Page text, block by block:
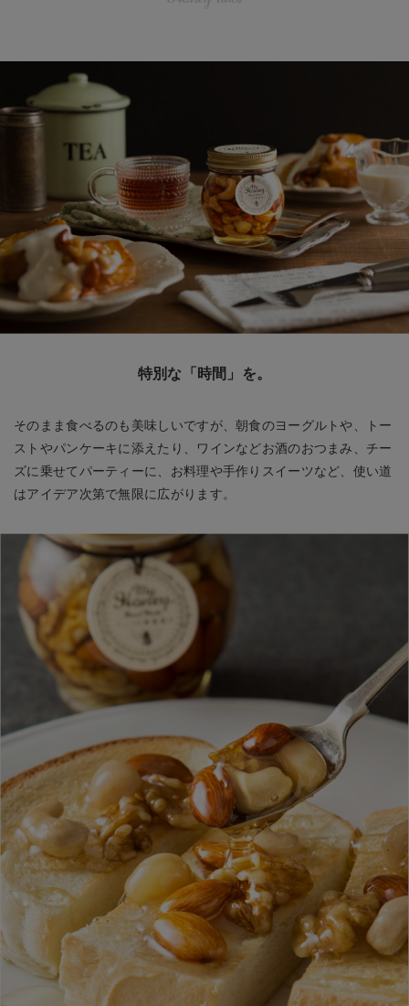
特別な「時間」を。
そのまま食べるのも美味しいですが、朝食のヨーグルトや、トー
ストやパンケーキに添えたり、ワインなどお酒のおつまみ、チー
ズに乗せてパーティーに、お料理や手作りスイーツなど、使い道
はアイデア次第で無限に広がります。